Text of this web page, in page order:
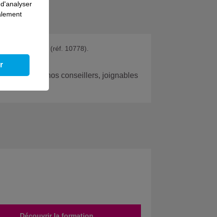
(réf. 10778).
l’un de nos conseillers, joignables